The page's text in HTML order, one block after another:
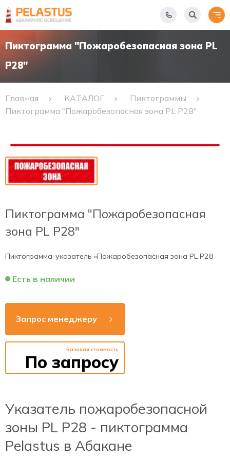
Пиктограмма "Пожаробезопасная зона PL
Р28"
Главная КАТАЛОГ
Пиктограммы
Пиктограмма "Пожаробезопасная зона PL Р28"
Пиктограмма "Пожаробезопасная
зона PL Р28"
Пиктограмма-указатель «Пожаробезопасная зона PL Р28
Есть в наличии
Запрос менеджеру
Базовая стоимость
По запросу
Указатель пожаробезопасной
зоны PL Р28 - пиктограмма
Pelastus в Абакане